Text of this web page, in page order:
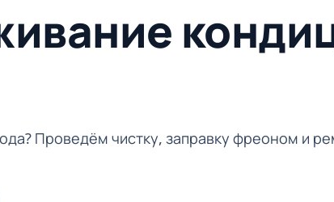
Проведём чистку, заправку фреоном и